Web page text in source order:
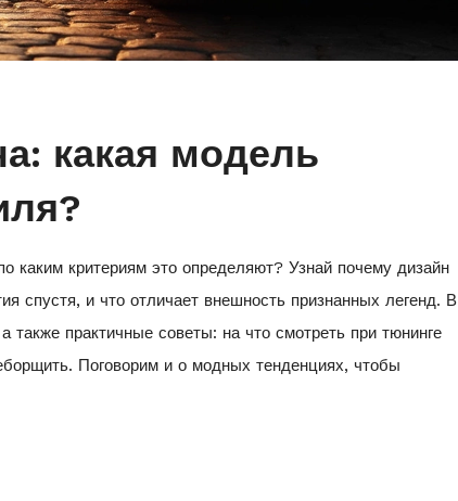
какая модель
каким критериям это определяют? Узнай почему дизайн
спустя, и что отличает внешность признанных легенд. В
также практичные советы: на что смотреть при тюнинге
Поговорим и о модных тенденциях, чтобы